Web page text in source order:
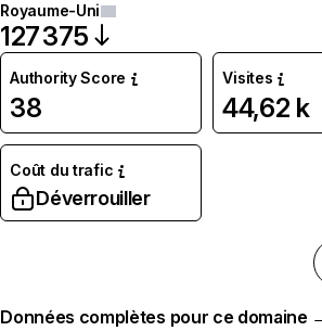
Royaume-Uni
127 375
Authority Score
38
Visites
44,62 k
Coût du trafic
Déverrouiller
Données complètes pour ce domaine